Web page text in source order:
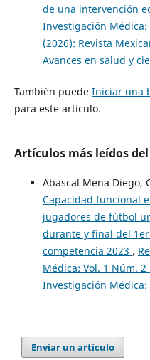
de una intervención
Investigación Médica:
(2026): Revista
Avances en salud y
También puede Iniciar una
para este artículo.
Artículos más leídos
Abascal Mena Diego,
Capacidad funcional
jugadores de fútbol
durante y final del
competencia 2023 ,
Médica: Vol. 1 Núm.
Investigación Médica:
Enviar un artículo